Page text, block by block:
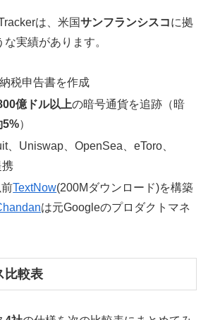
は、米国サンフランシスコに拠
実績があります。
税申告書を作成
億ドル以上の暗号通貨を追跡（暗
5%）
、Uniswap、OpenSea、eToro、
携
TextNow(200Mダウンロード)を構築
は元Googleのプロダクトマネ
比較表